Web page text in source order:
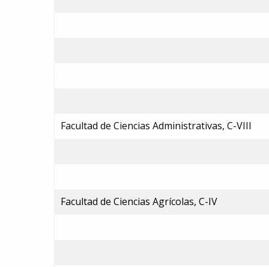
Facultad de Ciencias Administrativas, C-VIII
Facultad de Ciencias Agrícolas, C-IV